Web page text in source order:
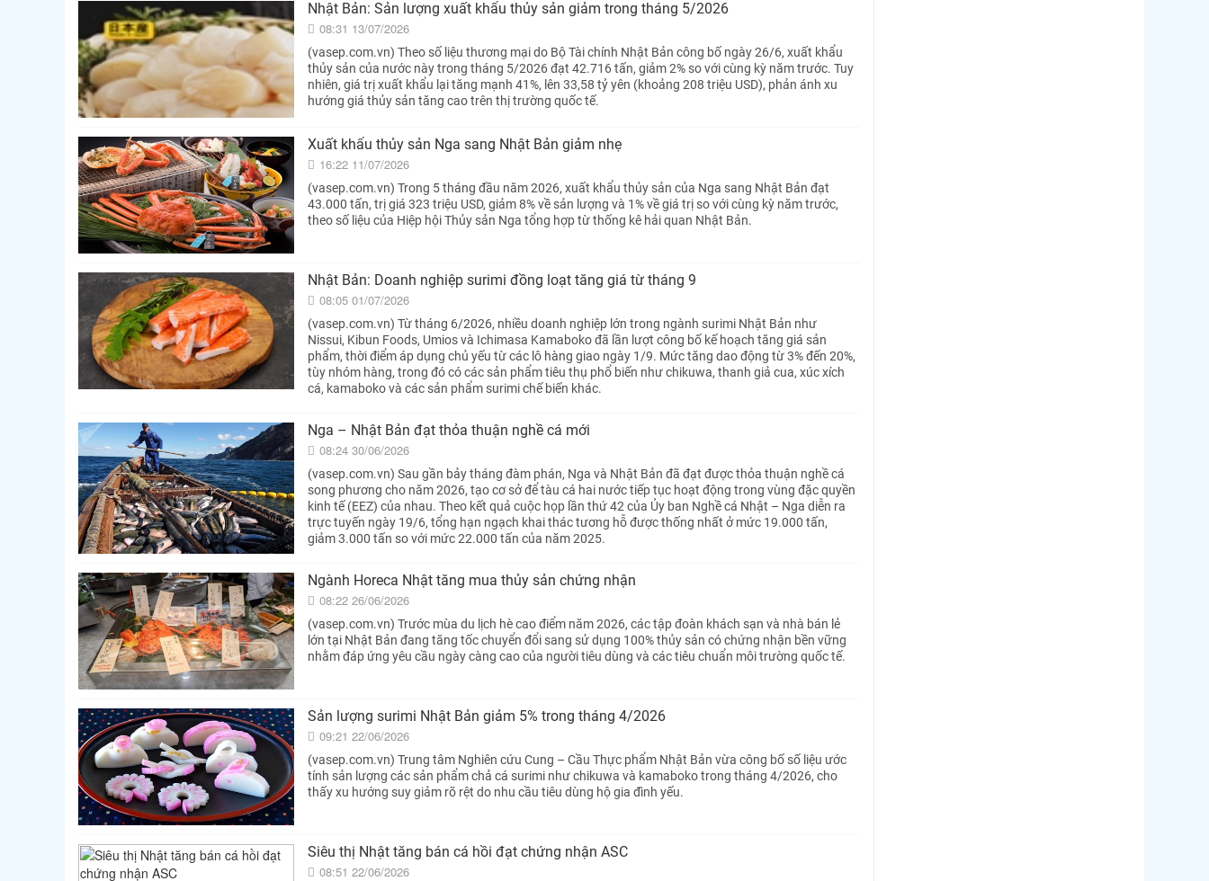
Nhật Bản: Sản lượng xuất khẩu thủy sản giảm trong tháng 5/2026
08:31 13/07/2026
(vasep.com.vn) Theo số liệu thương mại do Bộ Tài chính Nhật Bản công bố ngày 26/6, xuất khẩu
thủy sản của nước này trong tháng 5/2026 đạt 42.716 tấn, giảm 2% so với cùng kỳ năm trước. Tuy
nhiên, giá trị xuất khẩu lại tăng mạnh 41%, lên 33,58 tỷ yên (khoảng 208 triệu USD), phản ánh xu
hướng giá thủy sản tăng cao trên thị trường quốc tế.
Xuất khẩu thủy sản Nga sang Nhật Bản giảm nhẹ
16:22 11/07/2026
(vasep.com.vn) Trong 5 tháng đầu năm 2026, xuất khẩu thủy sản của Nga sang Nhật Bản đạt
43.000 tấn, trị giá 323 triệu USD, giảm 8% về sản lượng và 1% về giá trị so với cùng kỳ năm trước,
theo số liệu của Hiệp hội Thủy sản Nga tổng hợp từ thống kê hải quan Nhật Bản.
Nhật Bản: Doanh nghiệp surimi đồng loạt tăng giá từ tháng 9
08:05 01/07/2026
(vasep.com.vn) Từ tháng 6/2026, nhiều doanh nghiệp lớn trong ngành surimi Nhật Bản như
Nissui, Kibun Foods, Umios và Ichimasa Kamaboko đã lần lượt công bố kế hoạch tăng giá sản
phẩm, thời điểm áp dụng chủ yếu từ các lô hàng giao ngày 1/9. Mức tăng dao động từ 3% đến 20%,
tùy nhóm hàng, trong đó có các sản phẩm tiêu thụ phổ biến như chikuwa, thanh giả cua, xúc xích
cá, kamaboko và các sản phẩm surimi chế biến khác.
Nga – Nhật Bản đạt thỏa thuận nghề cá mới
08:24 30/06/2026
(vasep.com.vn) Sau gần bảy tháng đàm phán, Nga và Nhật Bản đã đạt được thỏa thuận nghề cá
song phương cho năm 2026, tạo cơ sở để tàu cá hai nước tiếp tục hoạt động trong vùng đặc quyền
kinh tế (EEZ) của nhau. Theo kết quả cuộc họp lần thứ 42 của Ủy ban Nghề cá Nhật – Nga diễn ra
trực tuyến ngày 19/6, tổng hạn ngạch khai thác tương hỗ được thống nhất ở mức 19.000 tấn,
giảm 3.000 tấn so với mức 22.000 tấn của năm 2025.
Ngành Horeca Nhật tăng mua thủy sản chứng nhận
08:22 26/06/2026
(vasep.com.vn) Trước mùa du lịch hè cao điểm năm 2026, các tập đoàn khách sạn và nhà bán lẻ
lớn tại Nhật Bản đang tăng tốc chuyển đổi sang sử dụng 100% thủy sản có chứng nhận bền vững
nhằm đáp ứng yêu cầu ngày càng cao của người tiêu dùng và các tiêu chuẩn môi trường quốc tế.
Sản lượng surimi Nhật Bản giảm 5% trong tháng 4/2026
09:21 22/06/2026
(vasep.com.vn) Trung tâm Nghiên cứu Cung – Cầu Thực phẩm Nhật Bản vừa công bố số liệu ước
tính sản lượng các sản phẩm chả cá surimi như chikuwa và kamaboko trong tháng 4/2026, cho
thấy xu hướng suy giảm rõ rệt do nhu cầu tiêu dùng hộ gia đình yếu.
Siêu thị Nhật tăng bán cá hồi đạt chứng nhận ASC
08:51 22/06/2026